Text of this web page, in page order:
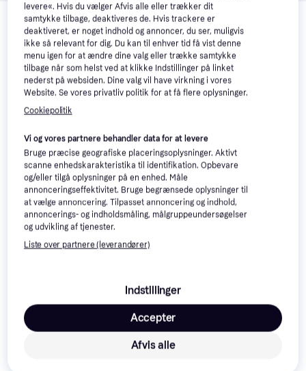
Relaterede produkter
Se vores forslag til andre produkter, der matcher dine
interesser. Vis alle
Head Kore 94 Ti One
levere«. Hvis du vælger Afvis alle eller trækker dit
samtykke tilbage, deaktiveres de. Hvis trackere er
deaktiveret, er noget indhold og annoncer, du ser, muligvis
ikke så relevant for dig. Du kan til enhver tid få vist denne
menu igen for at ændre dine valg eller trække samtykke
tilbage når som helst ved at klikke Indstillinger på linket
nederst på websiden. Dine valg vil have virkning i vores
Website. Se vores privatliv politik for at få flere oplysninger.
Cookiepolitik
Vi og vores partnere behandler data for at levere
Bruge præcise geografiske placeringsoplysninger. Aktivt
scanne enhedskarakteristika til identifikation. Opbevare
og/eller tilgå oplysninger på en enhed. Måle
annonceringseffektivitet. Bruge begrænsede oplysninger til
at vælge annoncering. Tilpasset annoncering og indhold,
annoncerings- og indholdsmåling, målgruppeundersøgelser
og udvikling af tjenester.
Liste over partnere (leverandører)
Indstillinger
Afvis alle
Accepter